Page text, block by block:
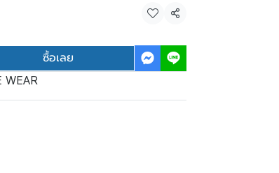
แชร์
ซื้อเลย
WEAR